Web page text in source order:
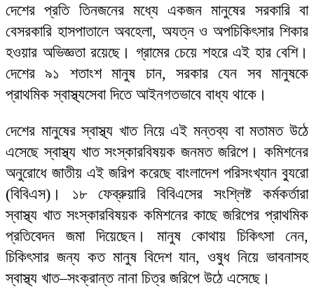
দেশের প্রতি তিনজনের মধ্যে একজন মানুষের সরকারি বা
বেসরকারি হাসপাতালে অবহেলা, অযত্ন ও অপচিকিৎসার শিকার
হওয়ার অভিজ্ঞতা রয়েছে। গ্রামের চেয়ে শহরে এই হার বেশি।
দেশের ৯১ শতাংশ মানুষ চান, সরকার যেন সব মানুষকে
প্রাথমিক স্বাস্থ্যসেবা দিতে আইনগতভাবে বাধ্য থাকে।
দেশের মানুষের স্বাস্থ্য খাত নিয়ে এই মন্তব্য বা মতামত উঠে
এসেছে স্বাস্থ্য খাত সংস্কারবিষয়ক জনমত জরিপে। কমিশনের
অনুরোধে জাতীয় এই জরিপ করেছে বাংলাদেশ পরিসংখ্যান ব্যুরো
(বিবিএস)। ১৮ ফেব্রুয়ারি বিবিএসের সংশ্লিষ্ট কর্মকর্তারা
স্বাস্থ্য খাত সংস্কারবিষয়ক কমিশনের কাছে জরিপের প্রাথমিক
প্রতিবেদন জমা দিয়েছেন। মানুষ কোথায় চিকিৎসা নেন,
চিকিৎসার জন্য কত মানুষ বিদেশ যান, ওষুধ নিয়ে ভাবনাসহ
স্বাস্থ্য খাত–সংক্রান্ত নানা চিত্র জরিপে উঠে এসেছে।